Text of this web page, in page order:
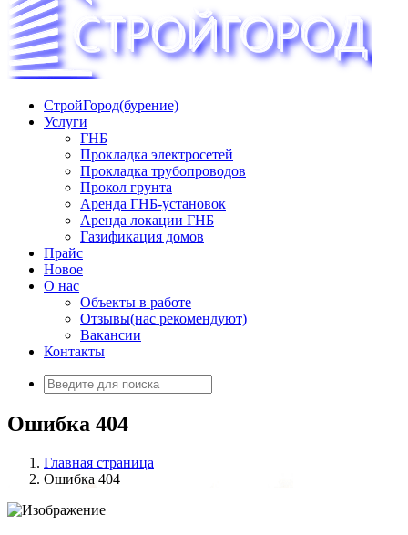
«СТРОЙГОРОД» ∿ Бурение ∿ ГНБ ∿ Прокладка
трудопроводов ∿ Газификация жилого сектора ✆
+74951573444
СтройГород(бурение)
Услуги
ГНБ
Прокладка электросетей
Прокладка трубопроводов
Прокол грунта
Аренда ГНБ-установок
Аренда локации ГНБ
Газификация домов
Прайс
Новое
О нас
Объекты в работе
Отзывы(нас рекомендуют)
Вакансии
Контакты
Искать:
Ошибка 404
Главная страница
Ошибка 404